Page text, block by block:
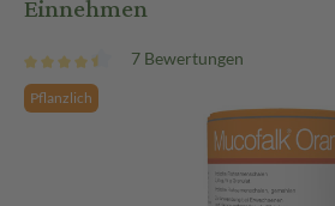
7 Bewertungen
Pflanzlich